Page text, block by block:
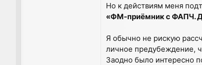
Но к действиям меня
«ФМ-приёмник с ФАПЧ.
Я обычно не рискую
личное предубеждение,
Заодно было интересно